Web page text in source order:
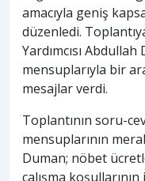
amacıyla geniş
düzenledi.
Yardımcısı
mensuplarıyla bir
mesajlar verdi.
Toplantının soru-
mensuplarının
Duman; nöbet
çalışma